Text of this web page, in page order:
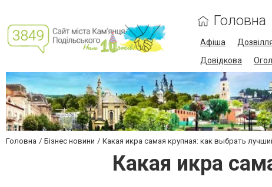
Головна
Афіша
Довідкова
Головна Бізнес новини Какая икра самая крупная: как выбрать
Какая икра